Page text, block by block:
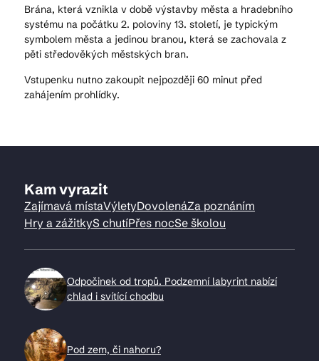
Brána, která vznikla v době výstavby města a hradebního
systému na počátku 2. poloviny 13. století, je typickým
symbolem města a jedinou branou, která se zachovala z
pěti středověkých městských bran.
Vstupenku nutno zakoupit nejpozději 60 minut před
zahájením prohlídky.
Kam vyrazit
Zajímavá místaVýletyDovolenáZa poznáním
Hry a zážitkyS chutíPřes nocSe školou
Odpočinek od tropů. Podzemní labyrint nabízí
chlad i svítící chodbu
Pod zem, či nahoru?